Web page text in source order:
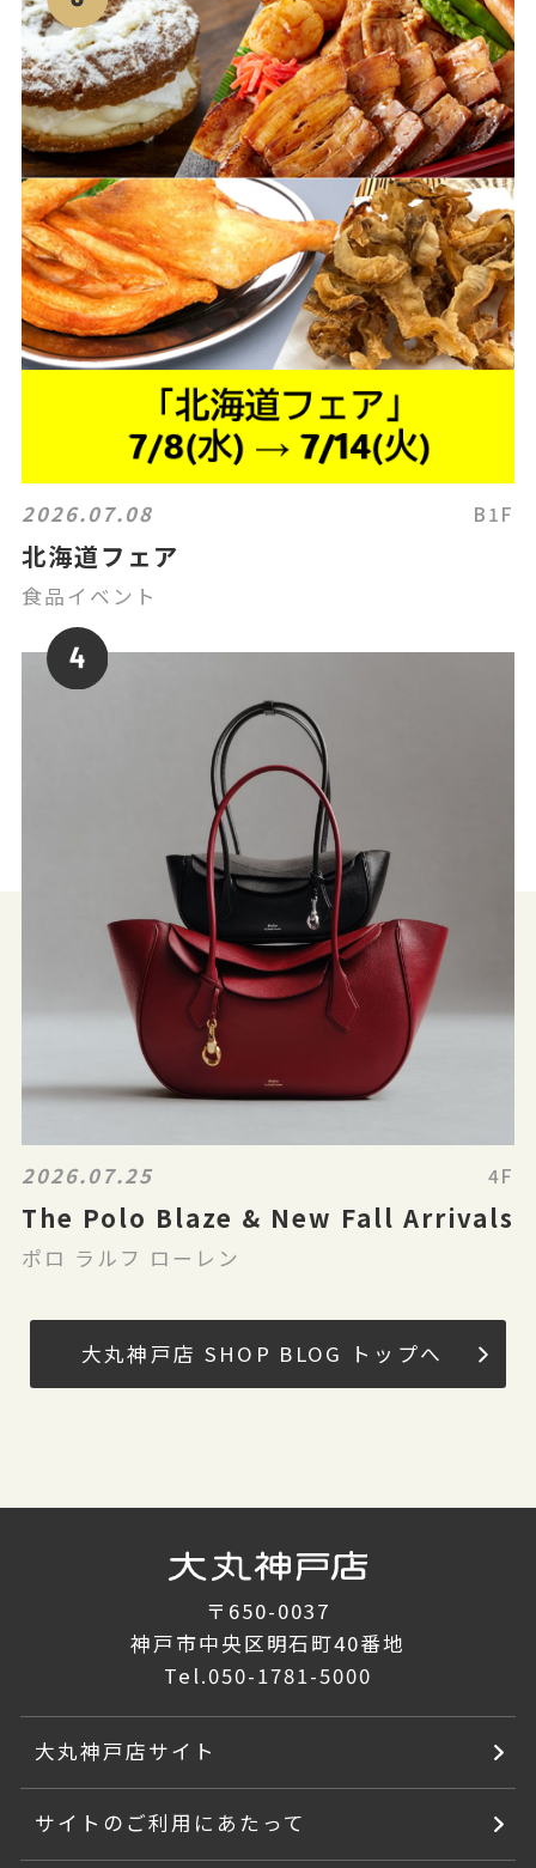
2026.07.08 B1F
北海道フェア
食品イベント
2026.07.25 4F
The Polo Blaze & New Fall Arrivals
ポロ ラルフ ローレン
大丸神戸店 SHOP BLOG トップへ
〒650-0037
神戸市中央区明石町40番地
Tel.050-1781-5000
大丸神戸店サイト
サイトのご利用にあたって